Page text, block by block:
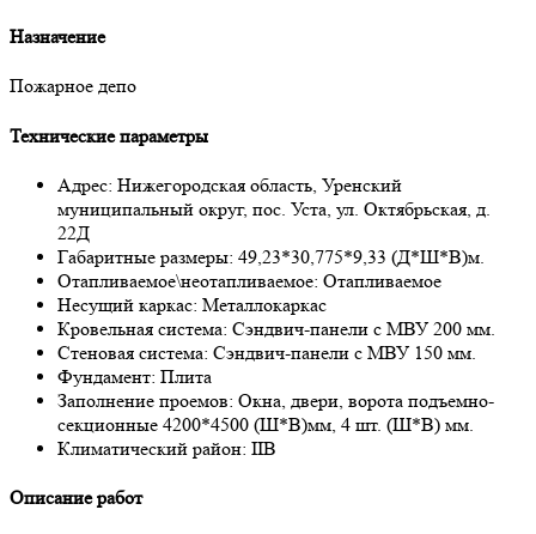
Назначение
Пожарное депо
Технические параметры
Адрес: Нижегородская область, Уренский
муниципальный округ, пос. Уста, ул. Октябрьская, д.
22Д
Габаритные размеры: 49,23*30,775*9,33 (Д*Ш*В)м.
Отапливаемое\неотапливаемое: Отапливаемое
Несущий каркас: Металлокаркас
Кровельная система: Сэндвич-панели с МВУ 200 мм.
Стеновая система: Сэндвич-панели с МВУ 150 мм.
Фундамент: Плита
Заполнение проемов: Окна, двери, ворота подъемно-
секционные 4200*4500 (Ш*В)мм, 4 шт. (Ш*В) мм.
Климатический район: IIВ
Описание работ